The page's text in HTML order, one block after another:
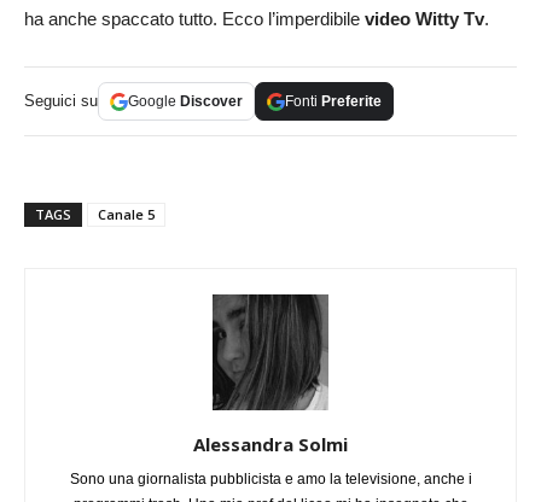
ha anche spaccato tutto. Ecco l’imperdibile video Witty Tv.
Seguici su Google Discover Fonti Preferite
TAGS Canale 5
Alessandra Solmi
Sono una giornalista pubblicista e amo la televisione, anche i